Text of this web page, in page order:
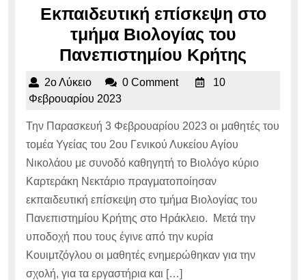
Εκπαιδευτική επίσκεψη στο
τμήμα Βιολογίας του
Πανεπιστημίου Κρήτης
του
Κρήτης
2ο Λύκειο2ο
Λύκειο
0 Comment
10
Φεβρουαρίου 202310
2023
Την Παρασκευή 3 Φεβρουαρίου 2023 οι μαθητές του
τομέα Υγείας του 2ου Γενικού Λυκείου Αγίου
Νικολάου με συνοδό καθηγητή το Βιολόγο κύριο
Καρτεράκη Νεκτάριο πραγματοποίησαν
εκπαιδευτική επίσκεψη στο τμήμα Βιολογίας του
Πανεπιστημίου Κρήτης στο Ηράκλειο. Μετά την
υποδοχή που τους έγινε από την κυρία
Κουιμτζόγλου οι μαθητές ενημερώθηκαν για την
σχολή, για τα εργαστήρια και […]